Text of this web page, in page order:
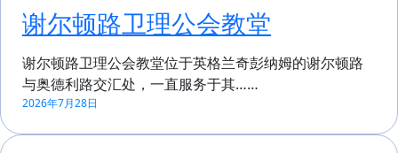
谢尔顿路卫理公会教堂
谢尔顿路卫理公会教堂位于英格兰奇彭纳姆的谢尔顿路
与奥德利路交汇处，一直服务于其……
2026年7月28日